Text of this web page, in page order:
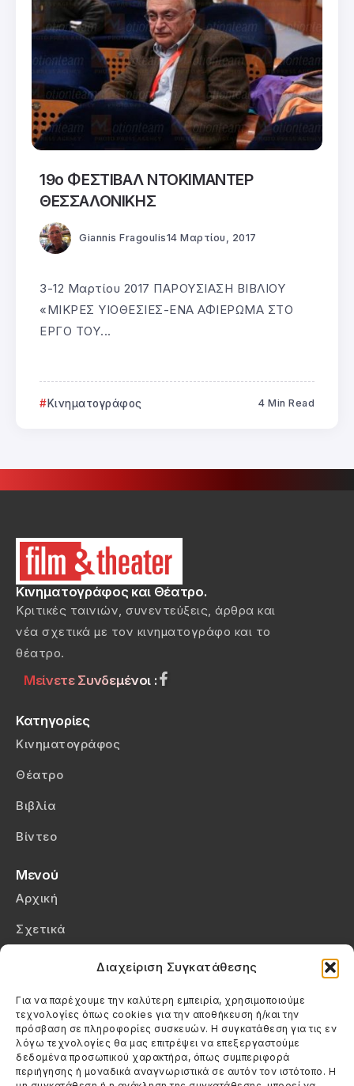
Διαχείριση Συγκατάθεσης
Για να παρέχουμε την καλύτερη εμπειρία, χρησιμοποιούμε
τεχνολογίες όπως cookies για την αποθήκευση ή/και την
πρόσβαση σε πληροφορίες συσκευών. Η συγκατάθεση για τις εν
λόγω τεχνολογίες θα μας επιτρέψει να επεξεργαστούμε
δεδομένα προσωπικού χαρακτήρα, όπως συμπεριφορά
περιήγησης ή μοναδικά αναγνωριστικά σε αυτόν τον ιστότοπο. Η
19ο ΦΕΣΤΙΒΑΛ ΝΤΟΚΙΜΑΝΤΕΡ
ΘΕΣΣΑΛΟΝΙΚΗΣ
Giannis Fragoulis14 Μαρτίου, 2017
3-12 Μαρτίου 2017 ΠΑΡΟΥΣΙΑΣΗ ΒΙΒΛΙΟΥ
«ΜΙΚΡΕΣ ΥΙΟΘΕΣΙΕΣ-ΕΝΑ ΑΦΙΕΡΩΜΑ ΣΤΟ
ΕΡΓΟ ΤΟΥ...
Κινηματογράφος 4 Min Read
Κινηματογράφος και Θέατρο.
Κριτικές ταινιών, συνεντεύξεις, άρθρα και
νέα σχετικά με τον κινηματογράφο και το
θέατρο.
Μείνετε Συνδεμένοι :
Κατηγορίες
Κινηματογράφος
Θέατρο
Βιβλία
Βίντεο
Μενού
Αρχική
Σχετικά
Πολιτική Cookies (ΕΕ)
Στοιχεία Επικοινωνίας
Καλεσέ μας